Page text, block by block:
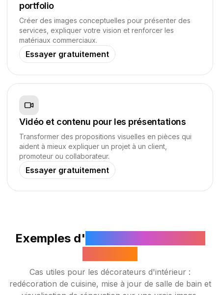
portfolio
Créer des images conceptuelles pour présenter des
services, expliquer votre vision et renforcer les
matériaux commerciaux.
Essayer gratuitement
Vidéo et contenu pour les présentations
Transformer des propositions visuelles en pièces qui
aident à mieux expliquer un projet à un client,
promoteur ou collaborateur.
Essayer gratuitement
Exemples d'
Cas utiles pour les décorateurs d'intérieur :
redécoration de cuisine, mise à jour de salle de bain et